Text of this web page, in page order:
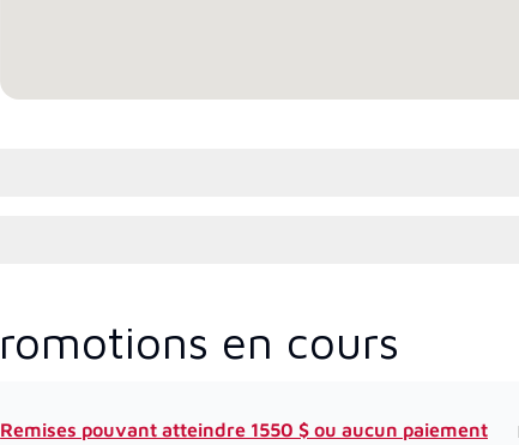
en cours
Remises pouvant atteindre 1550 $ ou aucun paiement